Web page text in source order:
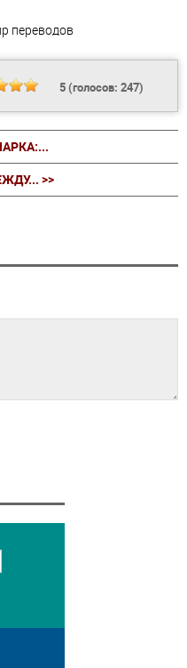
переводов
5(голосов: 247)
>>